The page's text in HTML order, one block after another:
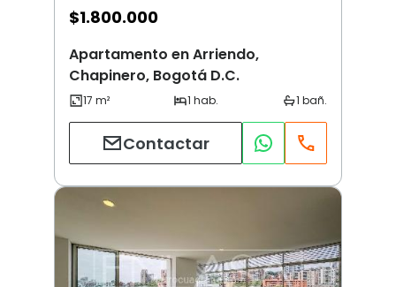
$1.800.000
Apartamento en Arriendo,
Chapinero, Bogotá D.C.
Contactar